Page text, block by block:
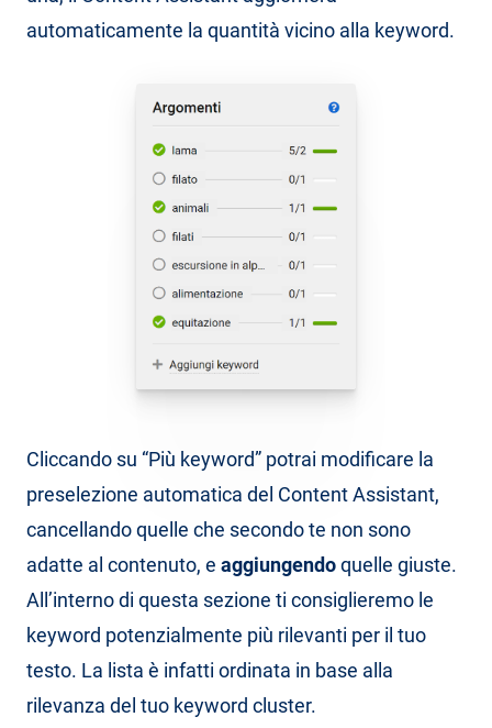
automaticamente la quantità vicino alla keyword.
Cliccando su “Più keyword” potrai modificare la
preselezione automatica del Content Assistant,
cancellando quelle che secondo te non sono
adatte al contenuto, e aggiungendoquelle giuste.
All’interno di questa sezione ti consiglieremo le
keyword potenzialmente più rilevanti per il tuo
testo. La lista è infatti ordinata in base alla
rilevanza del tuo keyword cluster.